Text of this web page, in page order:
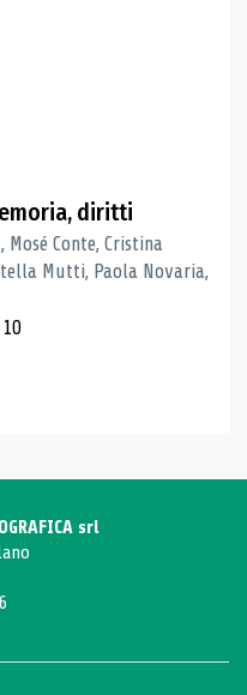
diritti
Conte, Cristina
Mutti, Paola Novaria,
srl